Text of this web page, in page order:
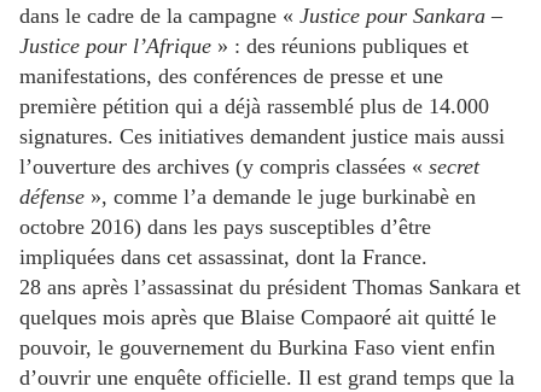
dans le cadre de la campagne « Justice pour Sankara –
Justice pour l’Afrique » : des réunions publiques et
manifestations, des conférences de presse et une
première pétition qui a déjà rassemblé plus de 14.000
signatures. Ces initiatives demandent justice mais aussi
l’ouverture des archives (y compris classées « secret
défense », comme l’a demande le juge burkinabè en
octobre 2016) dans les pays susceptibles d’être
impliquées dans cet assassinat, dont la France.
28 ans après l’assassinat du président Thomas Sankara et
quelques mois après que Blaise Compaoré ait quitté le
pouvoir, le gouvernement du Burkina Faso vient enfin
d’ouvrir une enquête officielle. Il est grand temps que la